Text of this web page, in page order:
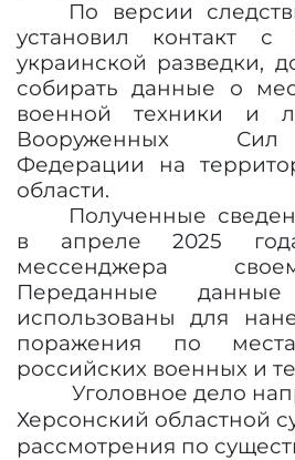
По версии
установил контакт с
украинской разведки,
собирать данные о
военной техники и
Вооруженных Сил
Федерации на
области.
Полученные
в апреле 2025
мессенджера
Переданные
использованы для
поражения по
российских военных и
Уголовное дело
Херсонский областной
рассмотрения по